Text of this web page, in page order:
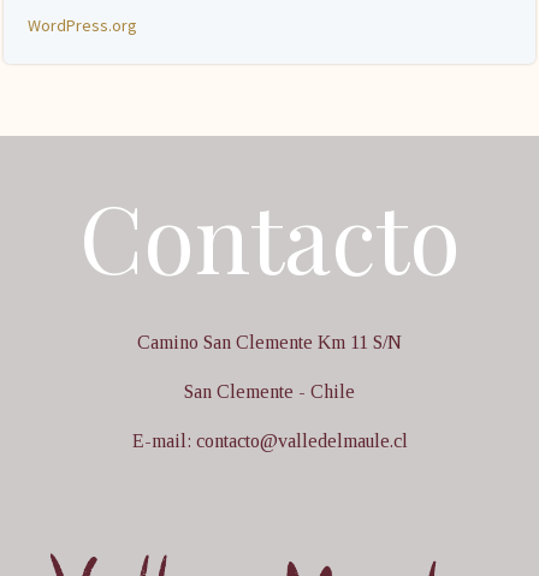
WordPress.org
Contacto
Camino San Clemente Km 11 S/N
San Clemente - Chile
E-mail: contacto@valledelmaule.cl